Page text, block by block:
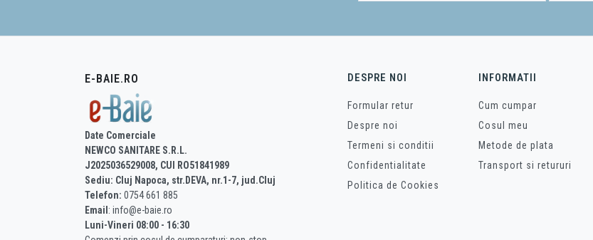
E-BAIE.RO
Date Comerciale
NEWCO SANITARE S.R.L.
J2025036529008, CUI RO51841989
Sediu: Cluj Napoca, str.DEVA, nr.1-7, jud.Cluj
Telefon: 0754 661 885
Email : info@e-baie.ro
Luni-Vineri 08:00 - 16:30
DESPRE NOI
Formular retur
Despre noi
Termeni si conditii
Confidentialitate
Politica de Cookies
INFORMATII
Cum cumpar
Cosul meu
Metode de plata
Transport si retururi